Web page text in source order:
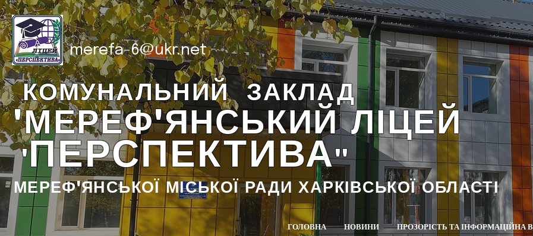
merefa-6@ukr.net
КОМУНАЛЬНИЙ ЗАКЛАД
"МЕРЕФ'ЯНСЬКИЙ ЛІЦЕЙ
"ПЕРСПЕКТИВА""
МЕРЕФ'ЯНСЬКОЇ МІСЬКОЇ РАДИ ХАРКІВСЬКОЇ ОБЛАСТІ
ГОЛОВНА НОВИНИ ПРОЗОРІСТЬ ТА ІНФОРМАЦІЙНА